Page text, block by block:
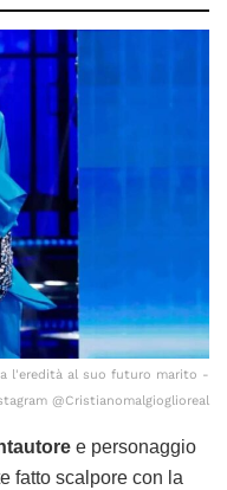
l'eredità al suo futuro marito -
@Cristianomalgioglioreal
e personaggio
fatto scalpore con la